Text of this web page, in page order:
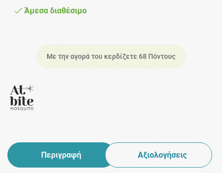
Άμεσα διαθέσιμο
Με την αγορά του κερδίζετε 68 Πόντους
Περιγραφή Αξιολογήσεις